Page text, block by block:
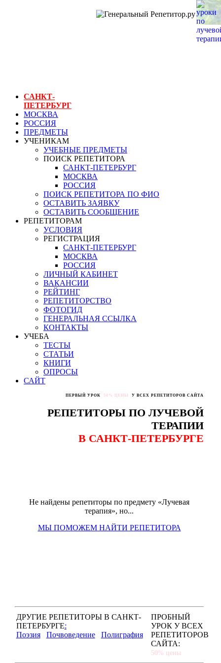
САНКТ-
ПЕТЕРБУРГ
МОСКВА
РОССИЯ
ПРЕДМЕТЫ
УЧЕНИКАМ
УЧЕБНЫЕ ПРЕДМЕТЫ
ПОИСК РЕПЕТИТОРА
САНКТ-ПЕТЕРБУРГ
МОСКВА
РОССИЯ
ПОИСК РЕПЕТИТОРА ПО ФИО
ОСТАВИТЬ ЗАЯВКУ
ОСТАВИТЬ СООБЩЕНИЕ
РЕПЕТИТОРАМ
УСЛОВИЯ
РЕГИСТРАЦИЯ
САНКТ-ПЕТЕРБУРГ
МОСКВА
РОССИЯ
ЛИЧНЫЙ КАБИНЕТ
ВАКАНСИИ
РЕЙТИНГ
РЕПЕТИТОРСТВО
ФОТОГИД
ГЕНЕРАЛЬНАЯ ССЫЛКА
КОНТАКТЫ
УЧЕБА
ТЕСТЫ
СТАТЬИ
КНИГИ
ОПРОСЫ
САЙТ
ПЕРВЫЙ УРОК 50% ЦЕНЫ У ВСЕХ РЕПЕТИТОРОВ САЙТА
РЕПЕТИТОРЫ ПО ЛУЧЕВОЙ
ТЕРАПИИ
В САНКТ-ПЕТЕРБУРГЕ
Не найдены репетиторы по предмету «Лучевая
терапия», но...
МЫ ПОМОЖЕМ НАЙТИ РЕПЕТИТОРА
ДРУГИЕ РЕПЕТИТОРЫ В САНКТ-
ПЕТЕРБУРГЕ:
Поэзия
Почвоведение Полиграфия
ПРОБНЫЙ
УРОК У ВСЕХ
РЕПЕТИТОРОВ
САЙТА:
50% цены